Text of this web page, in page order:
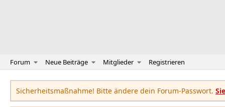
Forum Neue Beiträge Mitglieder Registrieren
Sicherheitsmaßnahme! Bitte ändere dein Forum-Passwort.